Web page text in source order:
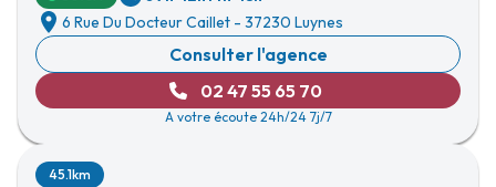
6 Rue Du Docteur Caillet - 37230 Luynes
Consulter l'agence
02 47 55 65 70
A votre écoute 24h/24 7j/7
45.1km